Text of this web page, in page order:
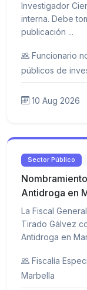
Investigador
interna. Debe
publicación ...
Funcionario
públicos de
10 Aug 2026
Sector Público
Antidroga en
La Fiscal
Tirado Gálvez
Antidroga en
Fiscalía
Marbella